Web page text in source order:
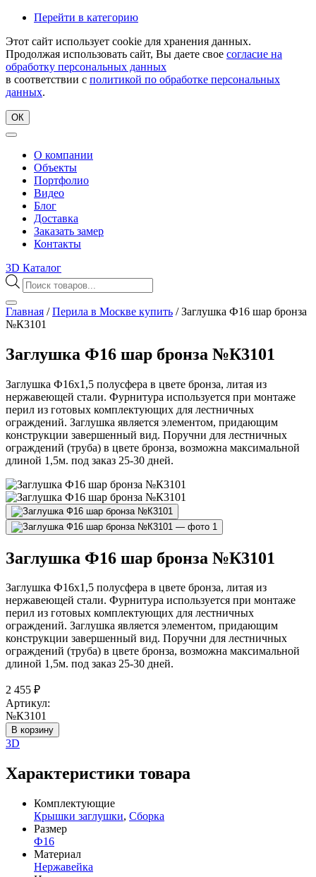
Перейти в категорию
Этот сайт использует cookie для хранения данных.
Продолжая использовать сайт, Вы даете свое согласие на
обработку персональных данных
в соответствии с политикой по обработке персональных
данных.
ОК
О компании
Объекты
Портфолио
Видео
Блог
Доставка
Заказать замер
Контакты
3D Каталог
Поиск
товаров
Главная /Перила в Москве купить /Заглушка Ф16 шар бронза
№К3101
Заглушка Ф16 шар бронза №К3101
Заглушка Ф16х1,5 полусфера в цвете бронза, литая из
нержавеющей стали. Фурнитура используется при монтаже
перил из готовых комплектующих для лестничных
ограждений. Заглушка является элементом, придающим
конструкции завершенный вид. Поручни для лестничных
ограждений (труба) в цвете бронза, возможна максимальной
длиной 1,5м. под заказ 25-30 дней.
Заглушка Ф16 шар бронза №К3101
Заглушка Ф16х1,5 полусфера в цвете бронза, литая из
нержавеющей стали. Фурнитура используется при монтаже
перил из готовых комплектующих для лестничных
ограждений. Заглушка является элементом, придающим
конструкции завершенный вид. Поручни для лестничных
ограждений (труба) в цвете бронза, возможна максимальной
длиной 1,5м. под заказ 25-30 дней.
2 455 ₽
Артикул:
№К3101
В корзину
3D
Характеристики товара
Комплектующие
Крышки заглушки, Сборка
Размер
Ф16
Материал
Нержавейка